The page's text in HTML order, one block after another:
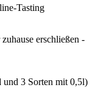
Tasting
erschließen -
und 3 Sorten mit 0,5l)